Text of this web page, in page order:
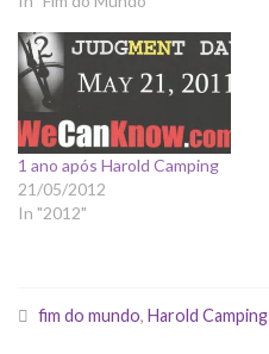
1 ano após Harold Camping
21/05/2012
In "2012"
fim do mundo, Harold Camping